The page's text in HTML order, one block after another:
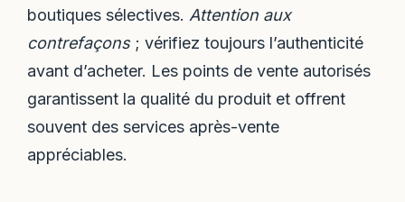
boutiques sélectives. Attention aux
contrefaçons; vérifiez toujours l’authenticité
avant d’acheter. Les points de vente autorisés
garantissent la qualité du produit et offrent
souvent des services après-vente
appréciables.